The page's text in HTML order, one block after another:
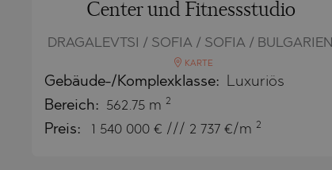
Center und Fitnessstudio
DRAGALEVTSI / SOFIA / SOFIA / BULGARIEN
KARTE
Gebäude-/Komplexklasse: Luxuriös
Bereich: 562.75 m 2
Preis: 1 540 000 € /// 2 737 €/m 2